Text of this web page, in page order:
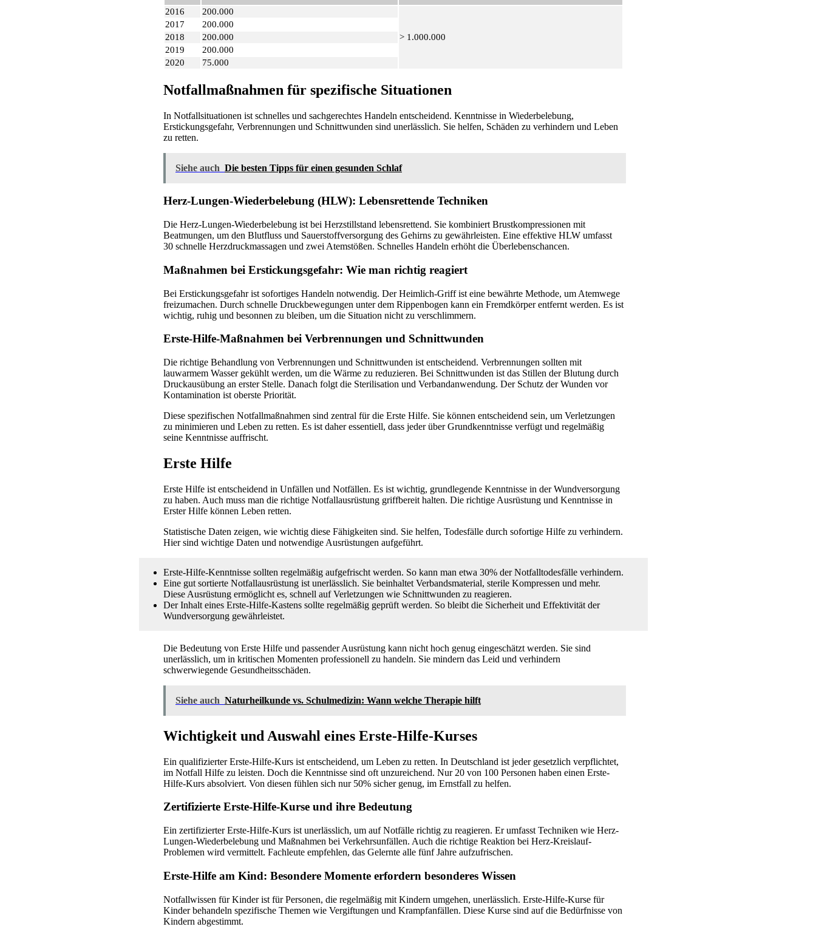
2016 200.000
> 1.000.000
2017
200.000
2018
200.000
2019
200.000
2020
75.000
Notfallmaßnahmen für spezifische Situationen
In Notfallsituationen ist schnelles und sachgerechtes Handeln entscheidend. Kenntnisse in Wiederbelebung,
Erstickungsgefahr, Verbrennungen und Schnittwunden sind unerlässlich. Sie helfen, Schäden zu verhindern und Leben
zu retten.
Siehe auch Die besten Tipps für einen gesunden Schlaf
Herz-Lungen-Wiederbelebung (HLW): Lebensrettende Techniken
Die Herz-Lungen-Wiederbelebung ist bei Herzstillstand lebensrettend. Sie kombiniert Brustkompressionen mit
Beatmungen, um den Blutfluss und Sauerstoffversorgung des Gehirns zu gewährleisten. Eine effektive HLW umfasst
30 schnelle Herzdruckmassagen und zwei Atemstößen. Schnelles Handeln erhöht die Überlebenschancen.
Maßnahmen bei Erstickungsgefahr: Wie man richtig reagiert
Bei Erstickungsgefahr ist sofortiges Handeln notwendig. Der Heimlich-Griff ist eine bewährte Methode, um Atemwege
freizumachen. Durch schnelle Druckbewegungen unter dem Rippenbogen kann ein Fremdkörper entfernt werden. Es ist
wichtig, ruhig und besonnen zu bleiben, um die Situation nicht zu verschlimmern.
Erste-Hilfe-Maßnahmen bei Verbrennungen und Schnittwunden
Die richtige Behandlung von Verbrennungen und Schnittwunden ist entscheidend. Verbrennungen sollten mit
lauwarmem Wasser gekühlt werden, um die Wärme zu reduzieren. Bei Schnittwunden ist das Stillen der Blutung durch
Druckausübung an erster Stelle. Danach folgt die Sterilisation und Verbandanwendung. Der Schutz der Wunden vor
Kontamination ist oberste Priorität.
Diese spezifischen Notfallmaßnahmen sind zentral für die Erste Hilfe. Sie können entscheidend sein, um Verletzungen
zu minimieren und Leben zu retten. Es ist daher essentiell, dass jeder über Grundkenntnisse verfügt und regelmäßig
seine Kenntnisse auffrischt.
Erste Hilfe
Erste Hilfe ist entscheidend in Unfällen und Notfällen. Es ist wichtig, grundlegende Kenntnisse in der Wundversorgung
zu haben. Auch muss man die richtige Notfallausrüstung griffbereit halten. Die richtige Ausrüstung und Kenntnisse in
Erster Hilfe können Leben retten.
Statistische Daten zeigen, wie wichtig diese Fähigkeiten sind. Sie helfen, Todesfälle durch sofortige Hilfe zu verhindern.
Hier sind wichtige Daten und notwendige Ausrüstungen aufgeführt.
Erste-Hilfe-Kenntnisse sollten regelmäßig aufgefrischt werden. So kann man etwa 30% der Notfalltodesfälle verhindern.
Eine gut sortierte Notfallausrüstung ist unerlässlich. Sie beinhaltet Verbandsmaterial, sterile Kompressen und mehr.
Diese Ausrüstung ermöglicht es, schnell auf Verletzungen wie Schnittwunden zu reagieren.
Der Inhalt eines Erste-Hilfe-Kastens sollte regelmäßig geprüft werden. So bleibt die Sicherheit und Effektivität der
Wundversorgung gewährleistet.
Die Bedeutung von Erste Hilfe und passender Ausrüstung kann nicht hoch genug eingeschätzt werden. Sie sind
unerlässlich, um in kritischen Momenten professionell zu handeln. Sie mindern das Leid und verhindern
schwerwiegende Gesundheitsschäden.
Siehe auch Naturheilkunde vs. Schulmedizin: Wann welche Therapie hilft
Wichtigkeit und Auswahl eines Erste-Hilfe-Kurses
Ein qualifizierter Erste-Hilfe-Kurs ist entscheidend, um Leben zu retten. In Deutschland ist jeder gesetzlich verpflichtet,
im Notfall Hilfe zu leisten. Doch die Kenntnisse sind oft unzureichend. Nur 20 von 100 Personen haben einen Erste-
Hilfe-Kurs absolviert. Von diesen fühlen sich nur 50% sicher genug, im Ernstfall zu helfen.
Zertifizierte Erste-Hilfe-Kurse und ihre Bedeutung
Ein zertifizierter Erste-Hilfe-Kurs ist unerlässlich, um auf Notfälle richtig zu reagieren. Er umfasst Techniken wie Herz-
Lungen-Wiederbelebung und Maßnahmen bei Verkehrsunfällen. Auch die richtige Reaktion bei Herz-Kreislauf-
Problemen wird vermittelt. Fachleute empfehlen, das Gelernte alle fünf Jahre aufzufrischen.
Erste-Hilfe am Kind: Besondere Momente erfordern besonderes Wissen
Notfallwissen für Kinder ist für Personen, die regelmäßig mit Kindern umgehen, unerlässlich. Erste-Hilfe-Kurse für
Kinder behandeln spezifische Themen wie Vergiftungen und Krampfanfällen. Diese Kurse sind auf die Bedürfnisse von
Kindern abgestimmt.